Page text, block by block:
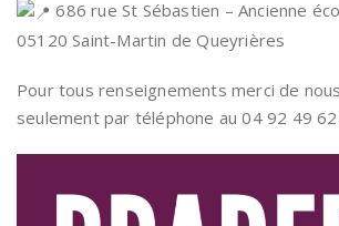
686 rue St Sébastien – Ancienne
05120 Saint-Martin de Queyrières
Pour tous renseignements merci de
seulement par téléphone au 04 92 49